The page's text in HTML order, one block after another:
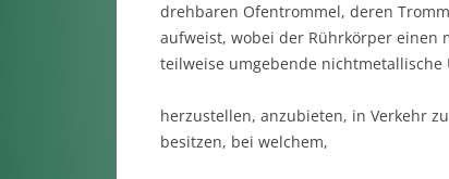
drehbaren Ofentrommel, deren
aufweist, wobei der Rührkörper einen
teilweise umgebende
herzustellen, anzubieten, in Verkehr
besitzen, bei welchem,